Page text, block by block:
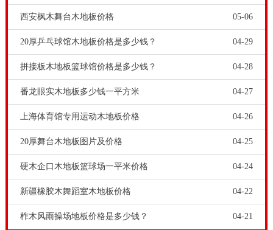
舞台木地板应尽可能较好的满足各种专业舞蹈表演的使
用要求,该要求是指舞台木地板的独特功能设计，舞台木
地板更大限度的避免演员因过多的能量消耗而产生疲
劳，影响演出效果。体育馆木地板厂家-俄勒冈松木地板
篮球馆一平米价格，全社会兴起体育运动和全民健身热
潮。篮球馆、羽毛球馆、乒乓球馆、舞蹈室如雨后春
笋，但是体育场馆所需的高品质木地板却难寻踪迹。主
要原因还是专业体育木地板要求有运动、保护和技术三
大功能，这对生产技术要求很高，一般的木地板企业没
有这个生产工艺。只有专业生产运动木地板的厂家，才
西安枫木舞台木地板价格 05-06
20厚乒乓球馆木地板价格是多少钱？ 04-29
拼接板木地板篮球馆价格是多少钱？ 04-28
番龙眼实木地板多少钱一平方米 04-27
上海体育馆专用运动木地板价格 04-26
20厚舞台木地板图片及价格 04-25
硬木企口木地板篮球场一平米价格 04-24
新疆橡胶木舞蹈室木地板价格 04-22
柞木风雨操场地板价格是多少钱？ 04-21